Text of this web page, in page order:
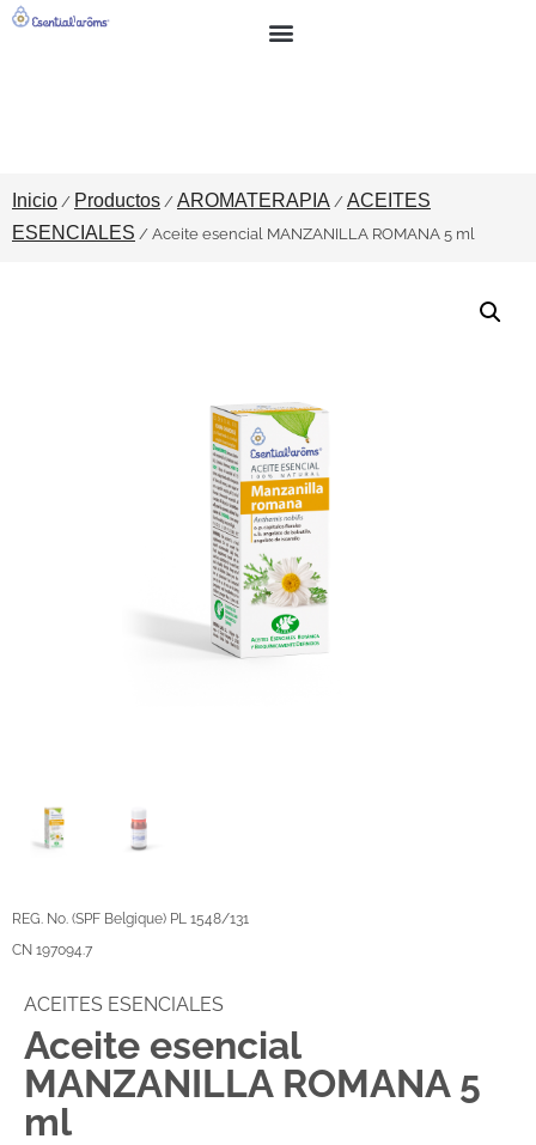
Inicio / Productos / AROMATERAPIA / ACEITES
ESENCIALES / Aceite esencial MANZANILLA ROMANA 5 ml
REG. No. (SPF Belgique) PL 1548/131
CN 197094.7
ACEITES ESENCIALES
Aceite esencial
MANZANILLA ROMANA 5
ml